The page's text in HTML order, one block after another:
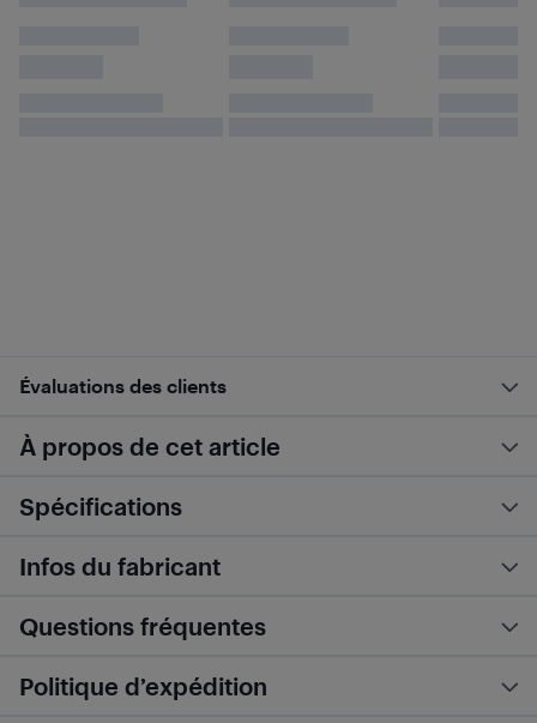
Évaluations des clients
À propos de cet article
Spécifications
Infos du fabricant
Questions fréquentes
Politique d’expédition